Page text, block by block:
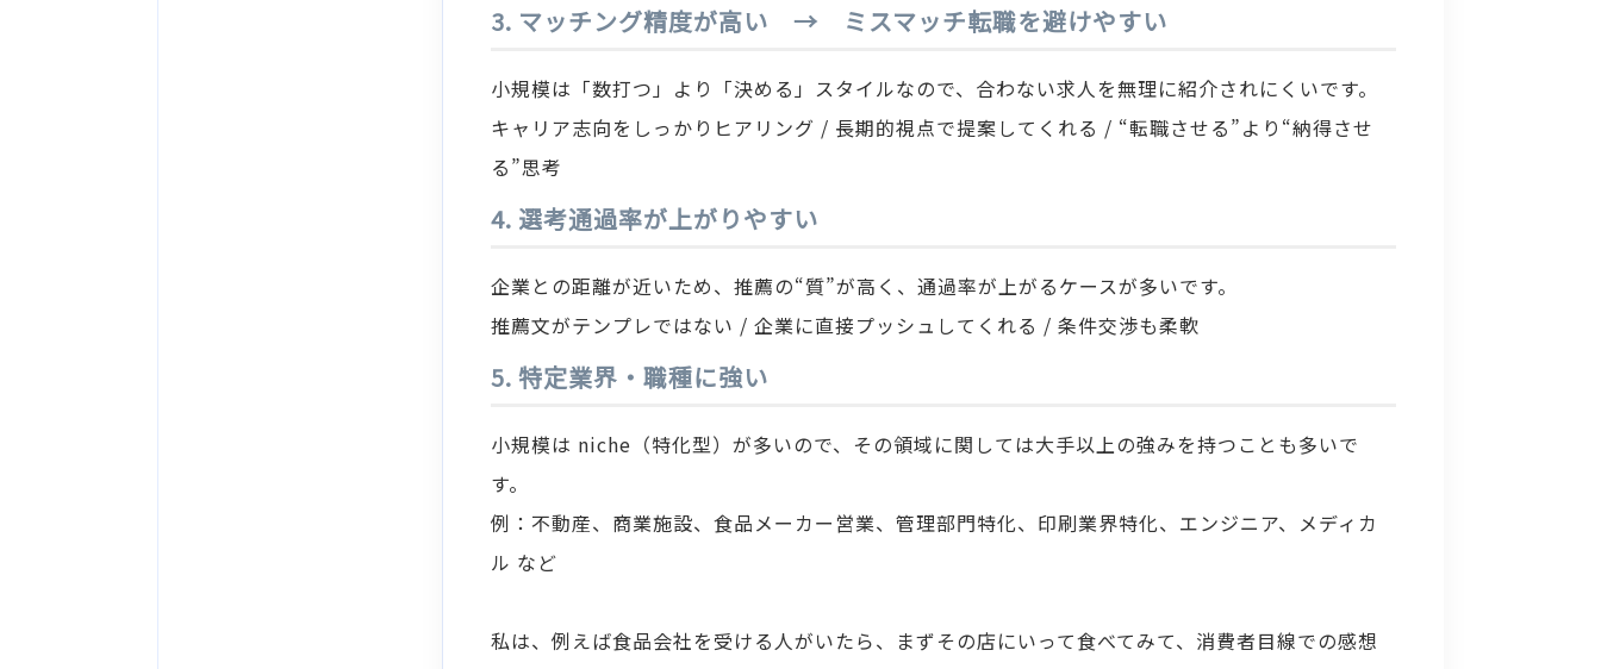
3. マッチング精度が高い → ミスマッチ転職を避けやすい
小規模は「数打つ」より「決める」スタイルなので、合わない求人を無理に紹介されにくいです。
キャリア志向をしっかりヒアリング / 長期的視点で提案してくれる / “転職させる”より“納得させ
る”思考
4. 選考通過率が上がりやすい
企業との距離が近いため、推薦の“質”が高く、通過率が上がるケースが多いです。
推薦文がテンプレではない / 企業に直接プッシュしてくれる / 条件交渉も柔軟
5. 特定業界・職種に強い
小規模は niche（特化型）が多いので、その領域に関しては大手以上の強みを持つことも多いで
す。
例：不動産、商業施設、食品メーカー営業、管理部門特化、印刷業界特化、エンジニア、メディカ
ル など
私は、例えば食品会社を受ける人がいたら、まずその店にいって食べてみて、消費者目線での感想